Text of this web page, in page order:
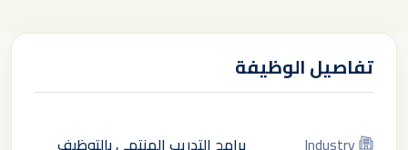
تفاصيل الوظيفة
Industry
برامج التدريب المنتهي بالتوظيف